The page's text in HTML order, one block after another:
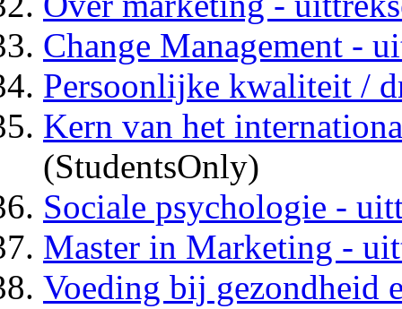
Change Management -
Persoonlijke kwaliteit /
Kern van het
(StudentsOnly)
Sociale psychologie -
Master in Marketing -
Voeding bij gezondheid